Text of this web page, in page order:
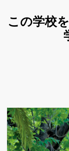
この学校